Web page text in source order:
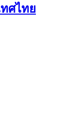
ศไทย